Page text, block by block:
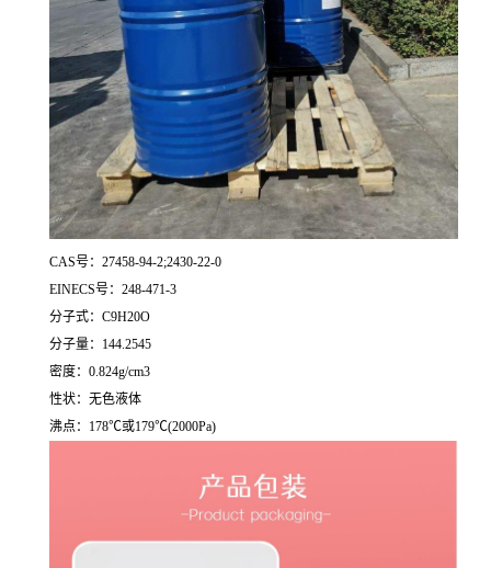
CAS号：27458-94-2;2430-22-0
EINECS号：248-471-3
分子式：C9H20O
分子量：144.2545
密度：0.824g/cm3
性状：无色液体
沸点：178℃或179℃(2000Pa)